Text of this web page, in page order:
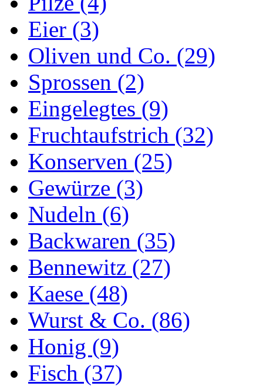
Eier (3)
Oliven und Co. (29)
Sprossen (2)
Eingelegtes (9)
Fruchtaufstrich (32)
Konserven (25)
Gewürze (3)
Nudeln (6)
Backwaren (35)
Bennewitz (27)
Kaese (48)
Wurst & Co. (86)
Honig (9)
Fisch (37)